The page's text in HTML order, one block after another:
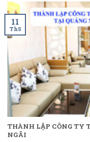
THÀNH LẬP CÔNG TY
NGÃI
11
Th5